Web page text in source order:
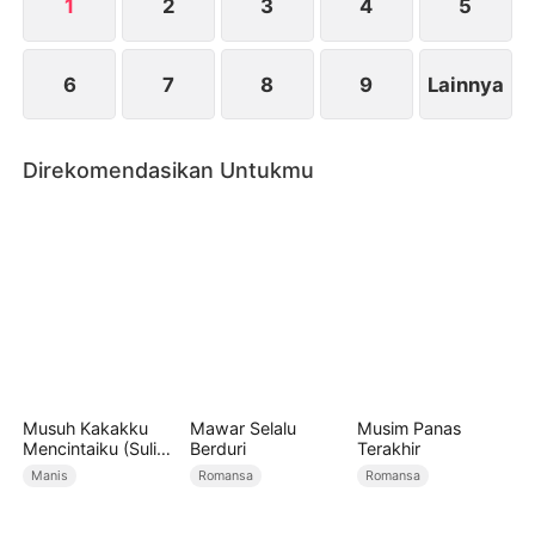
1 2 3 4 5
6 7 8 9 Lainnya
Direkomendasikan Untukmu
Musuh Kakakku
Mencintaiku (Sulih
Suara)
Manis
Mawar Selalu
Berduri
Romansa
Musim Panas
Terakhir
Romansa